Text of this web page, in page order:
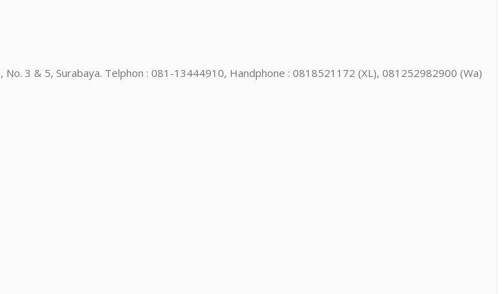
No. 3 & 5, Surabaya. Telphon : 081-13444910, Handphone : 0818521172 (XL), 081252982900 (Wa)